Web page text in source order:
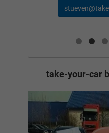
take-your-car